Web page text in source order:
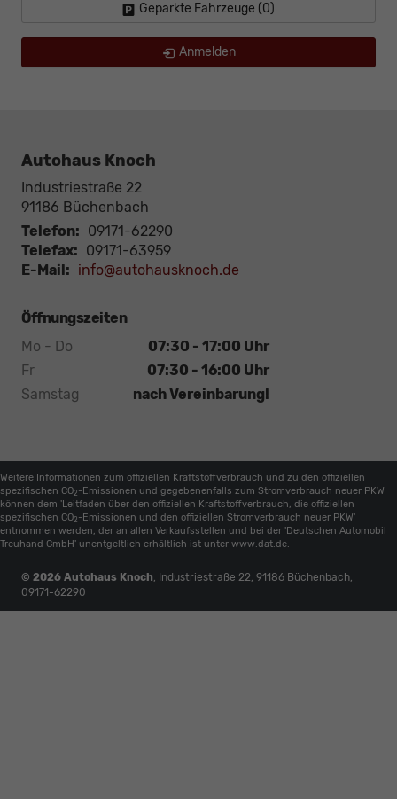
Geparkte Fahrzeuge (0)
Anmelden
Autohaus Knoch
Industriestraße 22
91186 Büchenbach
Telefon: 09171-62290
Telefax: 09171-63959
E-Mail: info@autohausknoch.de
Öffnungszeiten
Mo - Do
07:30 - 17:00 Uhr
Fr
07:30 - 16:00 Uhr
Samstag
nach Vereinbarung!
Weitere Informationen zum offiziellen Kraftstoffverbrauch und zu den offiziellen
spezifischen CO2 -Emissionen und gegebenenfalls zum Stromverbrauch neuer PKW
können dem 'Leitfaden über den offiziellen Kraftstoffverbrauch, die offiziellen
spezifischen CO2 -Emissionen und den offiziellen Stromverbrauch neuer PKW'
entnommen werden, der an allen Verkaufsstellen und bei der 'Deutschen Automobil
Treuhand GmbH' unentgeltlich erhältlich ist unter www.dat.de.
© 2026 Autohaus Knoch, Industriestraße 22, 91186 Büchenbach,
09171-62290